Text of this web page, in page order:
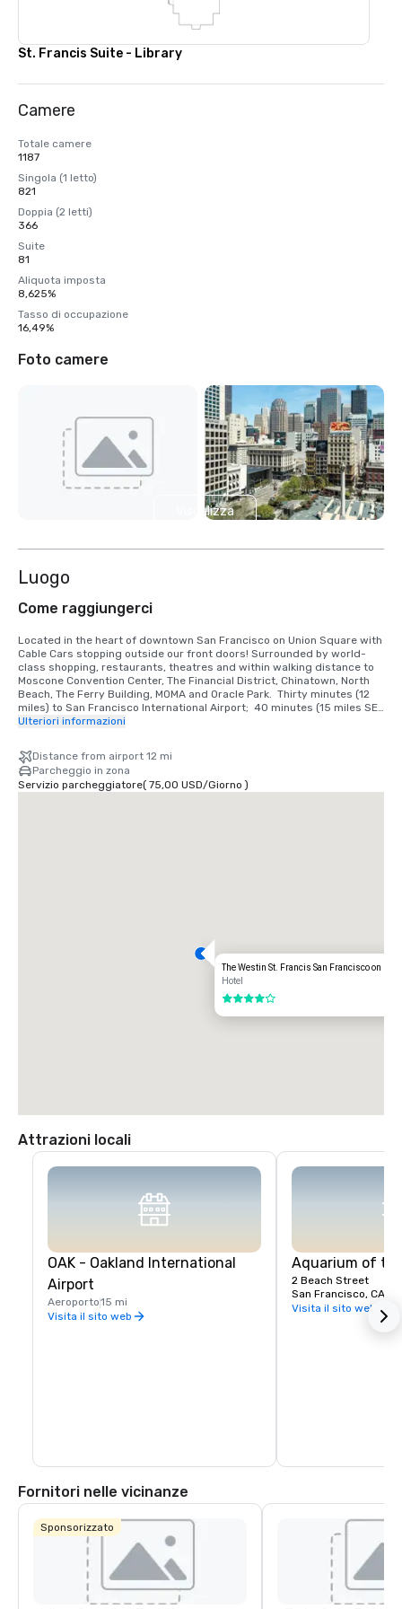
St. Francis Suite - Library
Camere
Totale camere
1187
Singola (1 letto)
821
Doppia (2 letti)
366
Suite
81
Aliquota imposta
8,625%
Tasso di occupazione
16,49%
Foto camere
Visualizza
Luogo
Come raggiungerci
Located in the heart of downtown San Francisco on Union Square with
Cable Cars stopping outside our front doors! Surrounded by world-
class shopping, restaurants, theatres and within walking distance to
Moscone Convention Center, The Financial District, Chinatown, North
Beach, The Ferry Building, MOMA and Oracle Park.  Thirty minutes (12
miles) to San Francisco International Airport;  40 minutes (15 miles SE)
to Oakland International Airport.
TRANSPORTATION INFORMATION
•	Taxis are available at the Airport Cab Stand, or outside the Powell
Street entrance. Approximate charge, one-way: $50-55 excluding
gratuity, for up to four people. Allow 30-45 minutes total travel time.
Ulteriori informazioni
Distance from airport 12 mi
Parcheggio in zona
Servizio parcheggiatore( 75,00 USD/Giorno )
The Westin St. Francis San Francisco on
Hotel
4 su 5
Attrazioni locali
OAK - Oakland International
Airport
Aeroporto15 mi
Visita il sito web
Aquarium of
2 Beach Street
San Francisco, CA,
Visita il sito web
Fornitori nelle vicinanze
Sponsorizzato